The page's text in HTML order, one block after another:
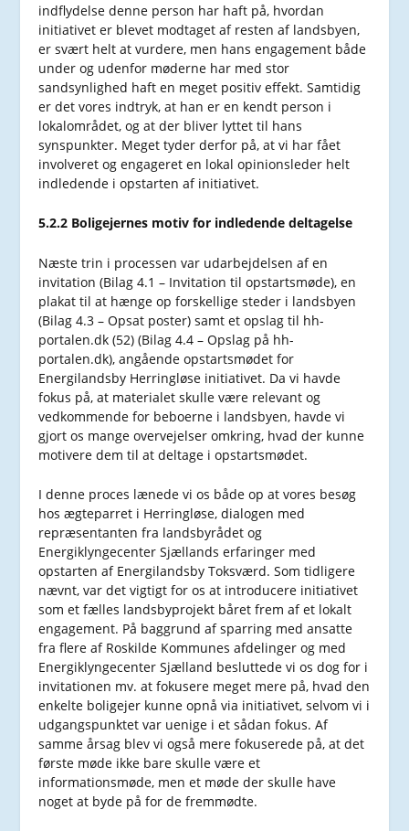
indflydelse denne person har haft på, hvordan
initiativet er blevet modtaget af resten af landsbyen,
er svært helt at vurdere, men hans engagement både
under og udenfor møderne har med stor
sandsynlighed haft en meget positiv effekt. Samtidig
er det vores indtryk, at han er en kendt person i
lokalområdet, og at der bliver lyttet til hans
synspunkter. Meget tyder derfor på, at vi har fået
involveret og engageret en lokal opinionsleder helt
indledende i opstarten af initiativet.
5.2.2 Boligejernes motiv for indledende deltagelse
Næste trin i processen var udarbejdelsen af en
invitation (Bilag 4.1 – Invitation til opstartsmøde), en
plakat til at hænge op forskellige steder i landsbyen
(Bilag 4.3 – Opsat poster) samt et opslag til hh-
portalen.dk (52) (Bilag 4.4 – Opslag på hh-
portalen.dk), angående opstartsmødet for
Energilandsby Herringløse initiativet. Da vi havde
fokus på, at materialet skulle være relevant og
vedkommende for beboerne i landsbyen, havde vi
gjort os mange overvejelser omkring, hvad der kunne
motivere dem til at deltage i opstartsmødet.
I denne proces lænede vi os både op at vores besøg
hos ægteparret i Herringløse, dialogen med
repræsentanten fra landsbyrådet og
Energiklyngecenter Sjællands erfaringer med
opstarten af Energilandsby Toksværd. Som tidligere
nævnt, var det vigtigt for os at introducere initiativet
som et fælles landsbyprojekt båret frem af et lokalt
engagement. På baggrund af sparring med ansatte
fra flere af Roskilde Kommunes afdelinger og med
Energiklyngecenter Sjælland besluttede vi os dog for i
invitationen mv. at fokusere meget mere på, hvad den
enkelte boligejer kunne opnå via initiativet, selvom vi i
udgangspunktet var uenige i et sådan fokus. Af
samme årsag blev vi også mere fokuserede på, at det
første møde ikke bare skulle være et
informationsmøde, men et møde der skulle have
noget at byde på for de fremmødte.